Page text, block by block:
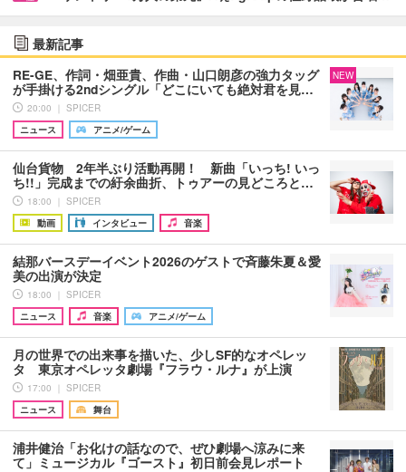
最新記事
RE-GE、作詞・畑亜貴、作曲・山口朗彦の強力タッグ
が手掛ける2ndシングル「どこにいても絶対君を見…
20:00 ｜ SPICER
ニュース
アニメ/ゲーム
NEW
仙台貨物 2年半ぶり活動再開！ 新曲「いっち! いっ
ち!!」完成までの紆余曲折、トゥアーの見どころと…
18:00 ｜ SPICER
動画
インタビュー 音楽
結那バースデーイベント2026のゲストで斉藤朱夏＆愛
美の出演が決定
18:00 ｜ SPICER
ニュース
音楽 アニメ/ゲーム
月の世界での出来事を描いた、少しSF的なオペレッ
タ 東京オペレッタ劇場『フラウ・ルナ』が上演
17:00 ｜ SPICER
ニュース
舞台
浦井健治「お化けの話なので、ぜひ劇場へ涼みに来
て」ミュージカル『ゴースト』初日前会見レポート